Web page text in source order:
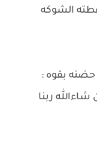
الشوكه
بقوه :
ربنا